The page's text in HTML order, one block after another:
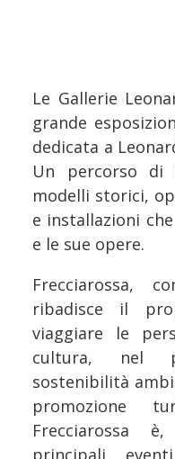
Le Gallerie
grande
dedicata a
Un percorso di
modelli storici,
e installazioni
e le sue opere.
Frecciarossa,
ribadisce il
viaggiare le
cultura, nel
sostenibilità
promozione
Frecciarossa
principali